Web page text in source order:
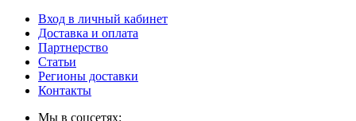
Вход в личный кабинет
Доставка и оплата
Партнерство
Статьи
Регионы доставки
Контакты
Мы в соцсетях: